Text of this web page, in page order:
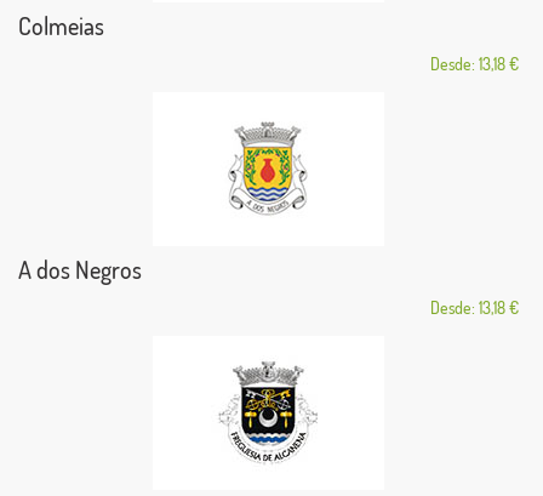
Colmeias
Desde: 13,18 €
A dos Negros
Desde: 13,18 €